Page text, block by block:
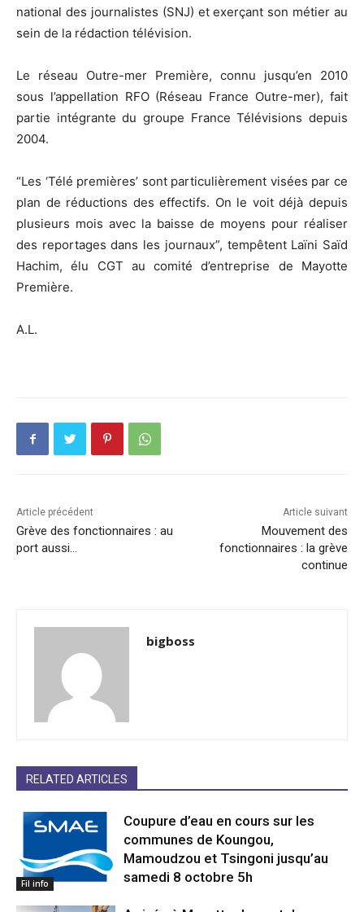
national des journalistes (SNJ) et exerçant son métier au
sein de la rédaction télévision.
Le réseau Outre-mer Première, connu jusqu’en 2010
sous l’appellation RFO (Réseau France Outre-mer), fait
partie intégrante du groupe France Télévisions depuis
2004.
“Les ‘Télé premières’ sont particulièrement visées par ce
plan de réductions des effectifs. On le voit déjà depuis
plusieurs mois avec la baisse de moyens pour réaliser
des reportages dans les journaux”, tempêtent Laïni Saïd
Hachim, élu CGT au comité d’entreprise de Mayotte
Première.
A.L.
Article précédent
Grève des fonctionnaires : au
port aussi…
Article suivant
Mouvement des
fonctionnaires : la grève
continue
bigboss
RELATED ARTICLES
Fil info
Coupure d’eau en cours sur les
communes de Koungou,
Mamoudzou et Tsingoni jusqu’au
samedi 8 octobre 5h